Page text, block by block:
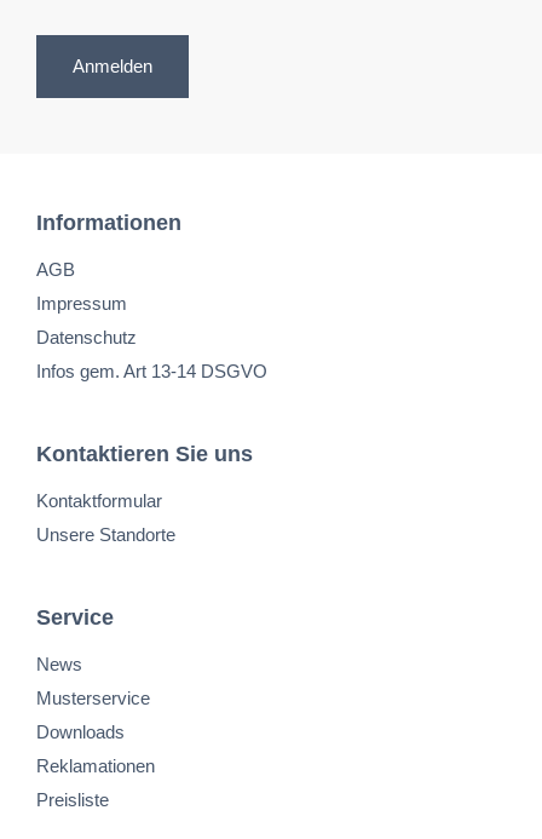
Anmelden
Informationen
AGB
Impressum
Datenschutz
Infos gem. Art 13-14 DSGVO
Kontaktieren Sie uns
Kontaktformular
Unsere Standorte
Service
News
Musterservice
Downloads
Reklamationen
Preisliste